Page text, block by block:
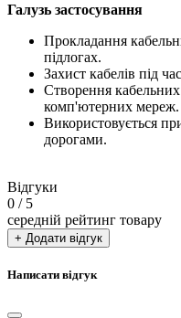
Галузь застосування
Прокладання
підлогах.
Захист кабелів під
Створення кабельних
комп'ютерних мереж.
Використовується
дорогами.
Відгуки
0 / 5
середній рейтинг товару
+ Додати відгук
Написати відгук